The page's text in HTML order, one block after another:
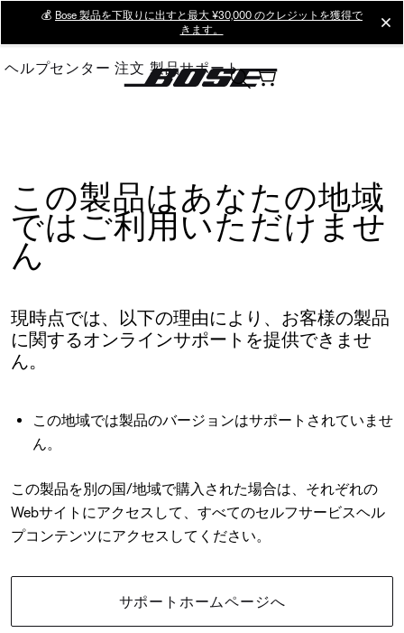
Main
💰 Bose 製品を下取りに出すと最大 ¥30,000 のクレジットを獲得で
きます。
ヘルプセンター 注文 製品サポート
この製品はあなたの地域
ではご利用いただけませ
ん
現時点では、以下の理由により、お客様の製品
に関するオンラインサポートを提供できませ
ん。
この地域では製品のバージョンはサポートされていませ
ん。
この製品を別の国/地域で購入された場合は、それぞれの
Webサイトにアクセスして、すべてのセルフサービスヘル
プコンテンツにアクセスしてください。
サポートホームページへ